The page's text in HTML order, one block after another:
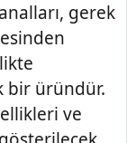
gerek
bir üründür.
ve